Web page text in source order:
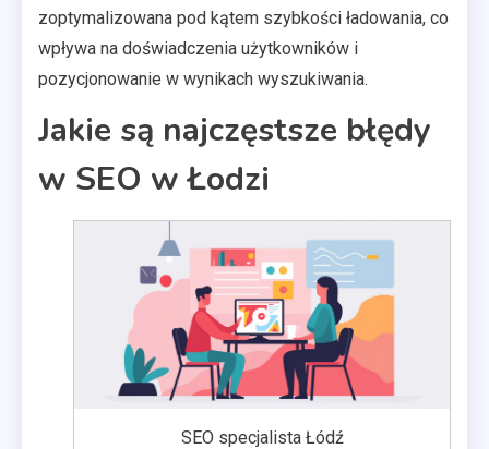
zoptymalizowana pod kątem szybkości ładowania, co
wpływa na doświadczenia użytkowników i
pozycjonowanie w wynikach wyszukiwania.
Jakie są najczęstsze błędy
w SEO w Łodzi
SEO specjalista Łódź